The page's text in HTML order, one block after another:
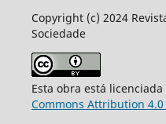
Copyright (c) 2024
Sociedade
Esta obra está
Commons Attribution